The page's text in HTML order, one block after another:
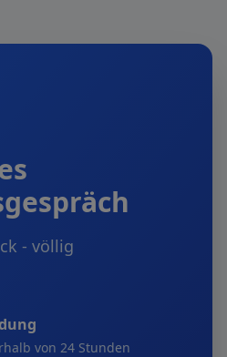
- völlig
von 24 Stunden